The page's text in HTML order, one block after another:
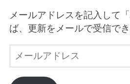
メールアドレスを記入して
ば、更新をメールで受信でき
ル